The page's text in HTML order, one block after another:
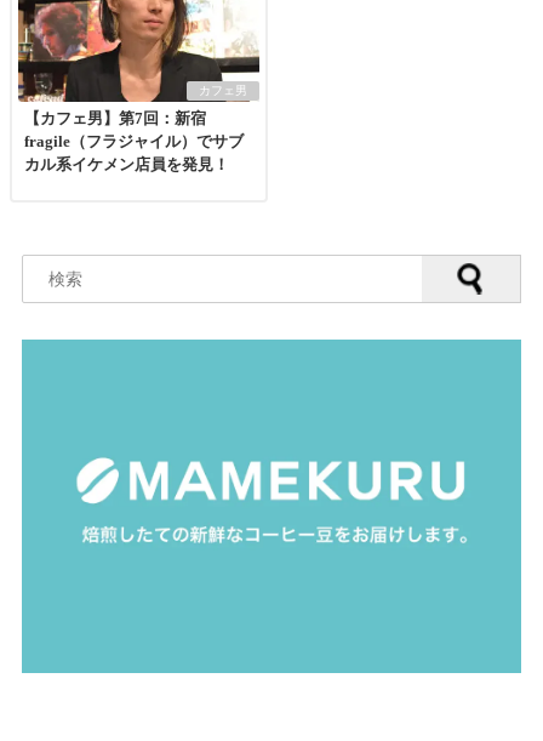
カフェ男
【カフェ男】第7回：新宿
fragile（フラジャイル）でサブ
カル系イケメン店員を発見！